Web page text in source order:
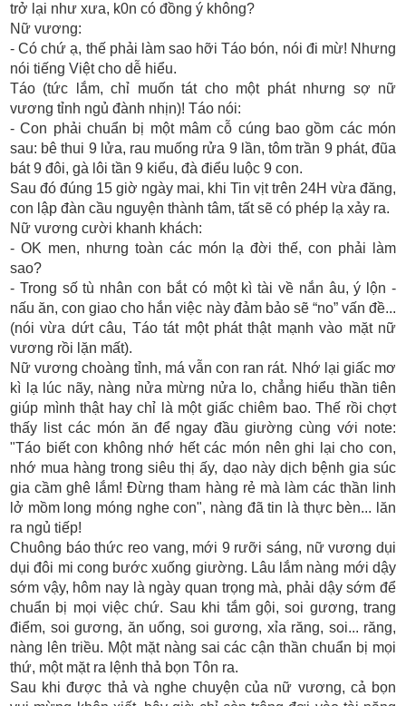
trở lại như xưa, k0n có đồng ý không?
Nữ vương:
- Có chứ ạ, thế phải làm sao hỡi Táo bón, nói đi mừ! Nhưng
nói tiếng Việt cho dễ hiểu.
Táo (tức lắm, chỉ muốn tát cho một phát nhưng sợ nữ
vương tỉnh ngủ đành nhịn)! Táo nói:
- Con phải chuẩn bị một mâm cỗ cúng bao gồm các món
sau: bê thui 9 lửa, rau muống rửa 9 lần, tôm trần 9 phát, đũa
bát 9 đôi, gà lôi tần 9 kiểu, đà điểu luộc 9 con.
Sau đó đúng 15 giờ ngày mai, khi Tin vịt trên 24H vừa đăng,
con lập đàn cầu nguyện thành tâm, tất sẽ có phép lạ xảy ra.
Nữ vương cười khanh khách:
- OK men, nhưng toàn các món lạ đời thế, con phải làm
sao?
- Trong số tù nhân con bắt có một kì tài về nắn âu, ý lộn -
nấu ăn, con giao cho hắn việc này đảm bảo sẽ “no” vấn đề...
(nói vừa dứt câu, Táo tát một phát thật mạnh vào mặt nữ
vương rồi lặn mất).
Nữ vương choàng tỉnh, má vẫn con ran rát. Nhớ lại giấc mơ
kì lạ lúc nãy, nàng nửa mừng nửa lo, chẳng hiểu thần tiên
giúp mình thật hay chỉ là một giấc chiêm bao. Thế rồi chợt
thấy list các món ăn để ngay đầu giường cùng với note:
"Táo biết con không nhớ hết các món nên ghi lại cho con,
nhớ mua hàng trong siêu thị ấy, dạo này dịch bệnh gia súc
gia cầm ghê lắm! Đừng tham hàng rẻ mà làm các thần linh
lở mồm long móng nghe con", nàng đã tin là thực bèn... lăn
ra ngủ tiếp!
Chuông báo thức reo vang, mới 9 rưỡi sáng, nữ vương dụi
dụi đôi mi cong bước xuống giường. Lâu lắm nàng mới dậy
sớm vậy, hôm nay là ngày quan trọng mà, phải dậy sớm để
chuẩn bị mọi việc chứ. Sau khi tắm gội, soi gương, trang
điểm, soi gương, ăn uống, soi gương, xỉa răng, soi... răng,
nàng lên triều. Một mặt nàng sai các cận thần chuẩn bị mọi
thứ, một mặt ra lệnh thả bọn Tôn ra.
Sau khi được thả và nghe chuyện của nữ vương, cả bọn